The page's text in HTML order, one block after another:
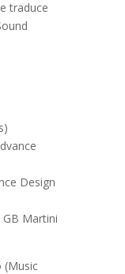
traduce
Design
Martini
(Music